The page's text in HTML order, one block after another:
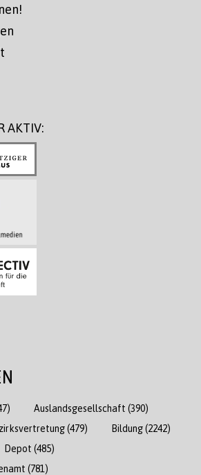
AKTIV:
Auslandsgesellschaft (390)
(479) Bildung(2242)
Depot (485)
(781)